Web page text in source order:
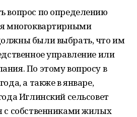
вопрос по определению
многоквартирными
были выбрать, что им
управление или
По этому вопросу в
а также в январе,
Иглинский сельсовет
с собственниками жилых